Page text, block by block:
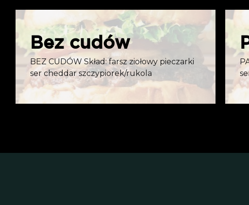
Bez cudów
BEZ CUDÓW Skład: farsz ziołowy pieczarki
ser cheddar szczypiorek/rukola